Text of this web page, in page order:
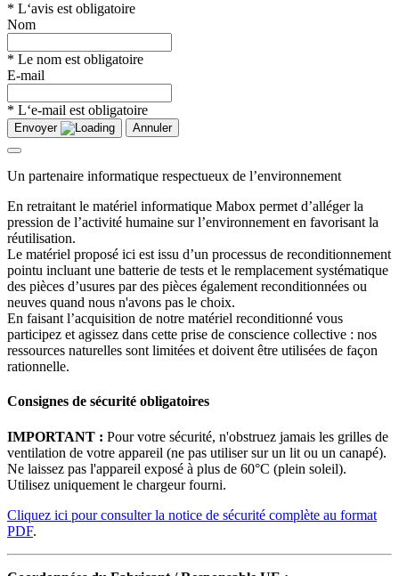
* L‘avis est obligatoire
Nom
* Le nom est obligatoire
E-mail
* L‘e-mail est obligatoire
Envoyer Annuler
Un partenaire informatique respectueux de l’environnement
En retraitant le matériel informatique Mabox permet d’alléger la
pression de l’activité humaine sur l’environnement en favorisant la
réutilisation.
Le matériel proposé ici est issu d’un processus de reconditionnement
pointu incluant une batterie de tests et le remplacement systématique
des pièces d’usures par des pièces également reconditionnées ou
neuves quand nous n'avons pas le choix.
En faisant l’acquisition de notre matériel reconditionné vous
participez et agissez dans cette prise de conscience collective : nos
ressources naturelles sont limitées et doivent être utilisées de façon
rationnelle.
Consignes de sécurité obligatoires
IMPORTANT : Pour votre sécurité, n'obstruez jamais les grilles de
ventilation de votre appareil (ne pas utiliser sur un lit ou un canapé).
Ne laissez pas l'appareil exposé à plus de 60°C (plein soleil).
Utilisez uniquement le chargeur fourni.
Cliquez ici pour consulter la notice de sécurité complète au format
PDF.